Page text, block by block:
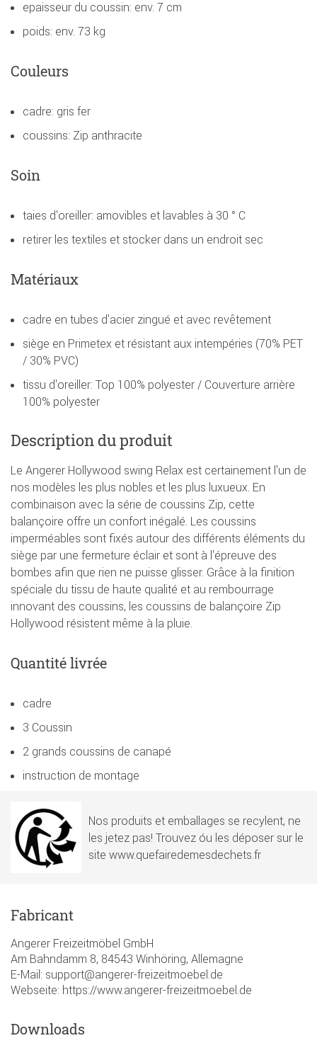
epaisseur du coussin: env. 7 cm
poids: env. 73 kg
Couleurs
cadre: gris fer
coussins: Zip anthracite
Soin
taies d'oreiller: amovibles et lavables à 30 ° C
retirer les textiles et stocker dans un endroit sec
Matériaux
cadre en tubes d'acier zingué et avec revêtement
siège en Primetex et résistant aux intempéries (70% PET
/ 30% PVC)
tissu d'oreiller: Top 100% polyester / Couverture arrière
100% polyester
Description du produit
Le Angerer Hollywood swing Relax est certainement l'un de
nos modèles les plus nobles et les plus luxueux. En
combinaison avec la série de coussins Zip, cette
balançoire offre un confort inégalé. Les coussins
imperméables sont fixés autour des différents éléments du
siège par une fermeture éclair et sont à l'épreuve des
bombes afin que rien ne puisse glisser. Grâce à la finition
spéciale du tissu de haute qualité et au rembourrage
innovant des coussins, les coussins de balançoire Zip
Hollywood résistent même à la pluie.
Quantité livrée
cadre
3 Coussin
2 grands coussins de canapé
instruction de montage
Nos produits et emballages se recylent, ne
les jetez pas! Trouvez óu les déposer sur le
site www.quefairedemesdechets.fr
Fabricant
Angerer Freizeitmöbel GmbH
Am Bahndamm 8, 84543 Winhöring, Allemagne
E-Mail: support@angerer-freizeitmoebel.de
Webseite: https://www.angerer-freizeitmoebel.de
Downloads